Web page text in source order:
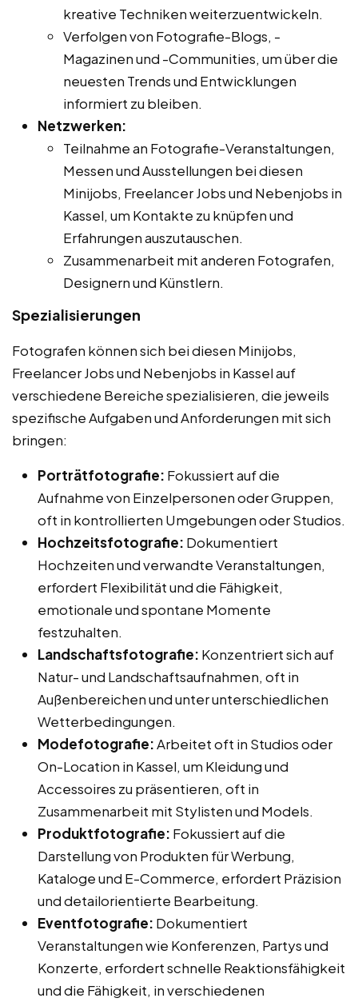
kreative Techniken weiterzuentwickeln.
Verfolgen von Fotografie-Blogs, -
Magazinen und -Communities, um über die
neuesten Trends und Entwicklungen
informiert zu bleiben.
Netzwerken:
Teilnahme an Fotografie-Veranstaltungen,
Messen und Ausstellungen bei diesen
Minijobs, Freelancer Jobs und Nebenjobs in
Kassel, um Kontakte zu knüpfen und
Erfahrungen auszutauschen.
Zusammenarbeit mit anderen Fotografen,
Designern und Künstlern.
Spezialisierungen
Fotografen können sich bei diesen Minijobs,
Freelancer Jobs und Nebenjobs in Kassel auf
verschiedene Bereiche spezialisieren, die jeweils
spezifische Aufgaben und Anforderungen mit sich
bringen:
Porträtfotografie: Fokussiert auf die
Aufnahme von Einzelpersonen oder Gruppen,
oft in kontrollierten Umgebungen oder Studios.
Hochzeitsfotografie: Dokumentiert
Hochzeiten und verwandte Veranstaltungen,
erfordert Flexibilität und die Fähigkeit,
emotionale und spontane Momente
festzuhalten.
Landschaftsfotografie: Konzentriert sich auf
Natur- und Landschaftsaufnahmen, oft in
Außenbereichen und unter unterschiedlichen
Wetterbedingungen.
Modefotografie:Arbeitet oft in Studios oder
On-Location in Kassel, um Kleidung und
Accessoires zu präsentieren, oft in
Zusammenarbeit mit Stylisten und Models.
Produktfotografie: Fokussiert auf die
Darstellung von Produkten für Werbung,
Kataloge und E-Commerce, erfordert Präzision
und detailorientierte Bearbeitung.
Eventfotografie: Dokumentiert
Veranstaltungen wie Konferenzen, Partys und
Konzerte, erfordert schnelle Reaktionsfähigkeit
und die Fähigkeit, in verschiedenen